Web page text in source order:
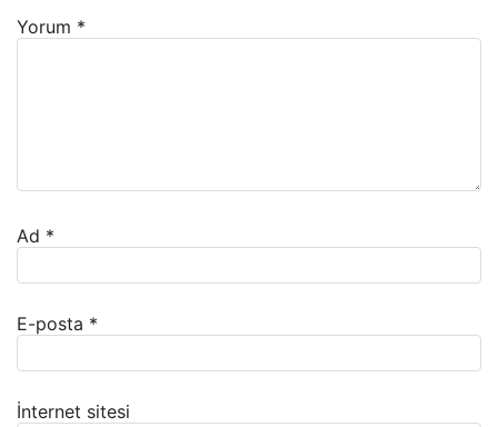
Yorum *
Ad *
E-posta *
İnternet sitesi